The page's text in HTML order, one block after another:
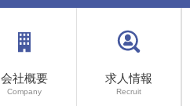
会社概要
Company
求人情報
Recruit